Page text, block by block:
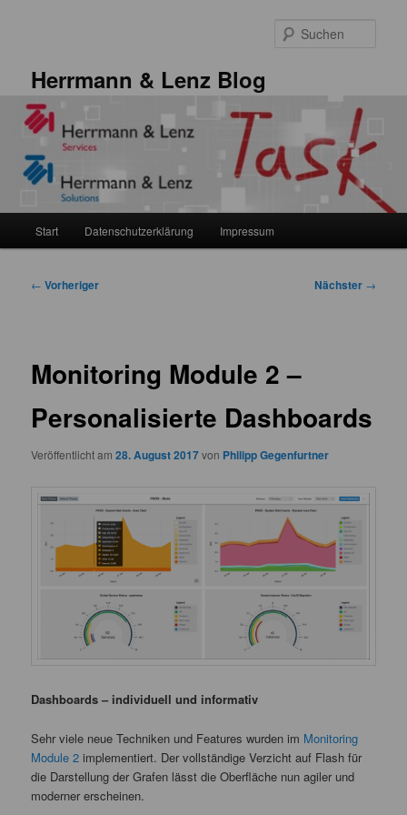
Herrmann & Lenz Blog
Start Datenschutzerklärung Impressum
Beitragsnavigation
← Vorheriger Nächster →
Monitoring Module 2 –
Personalisierte Dashboards
Veröffentlicht am28. August 2017von Philipp Gegenfurtner
Dashboards – individuell und informativ
Sehr viele neue Techniken und Features wurden im Monitoring
Module 2 implementiert. Der vollständige Verzicht auf Flash für
die Darstellung der Grafen lässt die Oberfläche nun agiler und
moderner erscheinen.